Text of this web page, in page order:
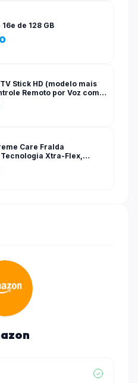
de 128 GB
Stick HD (modelo mais
Remoto por Voz com
pela TV, com
Care Fralda
Xtra-Flex,
Proteção, XG, 140